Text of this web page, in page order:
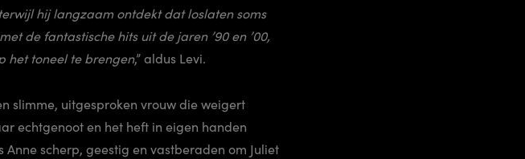
hij langzaam ontdekt dat loslaten soms
de fantastische hits uit de jaren ’90 en ’00,
het toneel te brengen,” aldus Levi.
slimme, uitgesproken vrouw die weigert
echtgenoot en het heft in eigen handen
scherp, geestig en vastberaden om Juliet